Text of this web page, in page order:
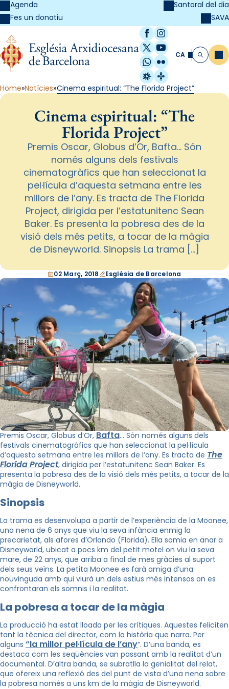
Agenda
Fes un donatiu
Santoral del dia
SAVA
Facebook
Instagram
X / Twitter
YouTube
WhatsApp
Flickr
Radio Estel
Catalunya
CA Cerca
Home Notícies Cinema espiritual: “The Florida Project”
Cinema espiritual: “The
Florida Project”
Premis Oscar, Globus d’Or, Bafta… Són
només alguns dels festivals
cinematogràfics que han seleccionat la
pel·lícula d’aquesta setmana entre les
millors de l’any. Es tracta de The Florida
Project, dirigida per l’estatunitenc Sean
Baker. Es presenta la pobresa des de la
visió dels més petits, a tocar de la màgia
de Disneyworld. Sinopsis La trama […]
02 Març, 2018 Església de Barcelona
Premis Oscar, Globus d’Or, Bafta… Són només alguns dels
festivals cinematogràfics que han seleccionat la pel·lícula
d’aquesta setmana entre les millors de l’any. Es tracta de The
FloridaProject, dirigida per l’estatunitenc Sean Baker. Es
presenta la pobresa des de la visió dels més petits, a tocar de la
màgia de Disneyworld.
Sinopsis
La trama es desenvolupa a partir de l’experiència de la Moonee,
una nena de 6 anys que viu la seva infància enmig la
precarietat, als afores d’Orlando (Florida). Ella somia en anar a
Disneyworld, ubicat a pocs km del petit motel on viu la seva
mare, de 22 anys, que arriba a final de mes gràcies al suport
dels seus veïns. La petita Moonee es farà amiga d’una
nouvinguda amb qui viurà un dels estius més intensos on es
confrontaran els somnis i la realitat.
La pobresa a tocar de la màgia
La producció ha estat lloada per les crítiques. Aquestes feliciten
tant la tècnica del director, com la història que narra. Per
alguns “la millor pel·lícula de l’any“. D’una banda, es
destaca com les seqüències van passant amb la realitat d’un
documental. D’altra banda, se subratlla la genialitat del relat,
que ofereix una reflexió des del punt de vista d’una nena sobre
la pobresa només a uns km de la màgia de Disneyworld.